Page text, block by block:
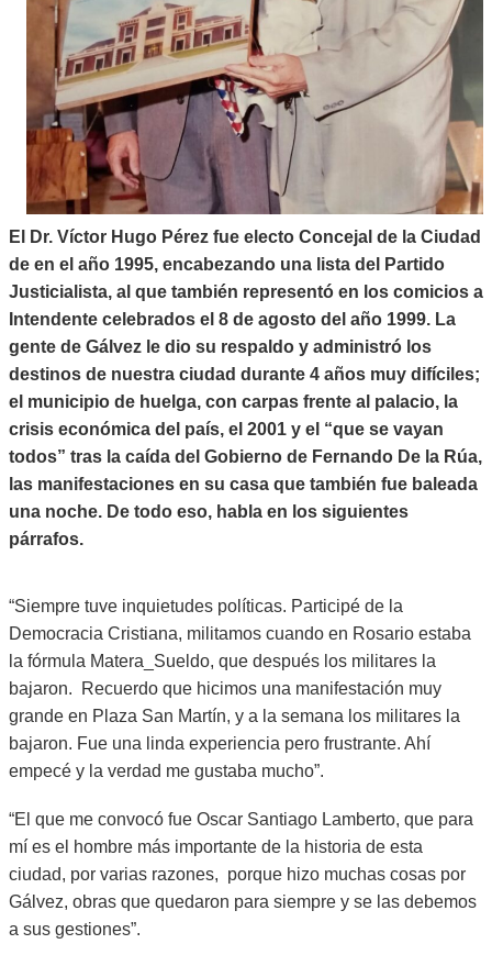
El
Dr. Víctor Hugo Pérez fue electo Concejal de la Ciudad
de en el año 1995, encabezando una lista del Partido
Justicialista, al que también representó en los comicios a
Intendente celebrados el 8 de agosto del año 1999. La
gente de Gálvez le dio su respaldo y administró los
destinos de nuestra ciudad durante 4 años muy difíciles;
el municipio de huelga, con carpas frente al palacio, la
crisis económica del país, el 2001 y el “que se vayan
todos” tras la caída del Gobierno de Fernando De la Rúa,
las manifestaciones en su casa que también fue baleada
una noche. De todo eso, habla en los siguientes
párrafos.
“Siempre tuve inquietudes políticas. Participé de la
Democracia Cristiana, militamos cuando en Rosario estaba
la fórmula Matera_Sueldo, que después los militares la
bajaron. Recuerdo que hicimos una manifestación muy
grande en Plaza San Martín, y a la semana los militares la
bajaron. Fue una linda experiencia pero frustrante. Ahí
empecé y la verdad me gustaba mucho”.
“El que me convocó fue Oscar Santiago Lamberto, que para
mí es el hombre más importante de la historia de esta
ciudad, por varias razones, porque hizo muchas cosas por
Gálvez, obras que quedaron para siempre y se las debemos
a sus gestiones”.